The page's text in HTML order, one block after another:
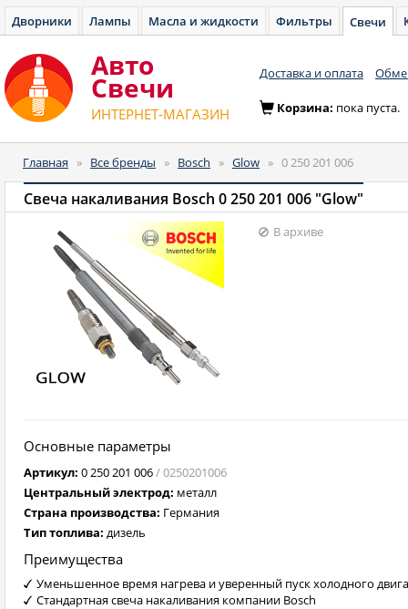
Дворники Лампы Масла и жидкости Фильтры Свечи
Авто
Cвечи
ИНТЕРНЕТ-МАГАЗИН
Доставка и оплата
Корзина: пока пуста.
Главная » Все бренды » Bosch » Glow » 0 250 201 006
Свеча накаливания Bosch 0 250 201 006 "Glow"
В архиве
Основные параметры
Артикул: 0 250 201 006/ 0250201006
Центральный электрод: металл
Страна производства: Германия
Тип топлива: дизель
Преимущества
Уменьшенное время нагрева и уверенный пуск холодного
Стандартная свеча накаливания компании Bosch